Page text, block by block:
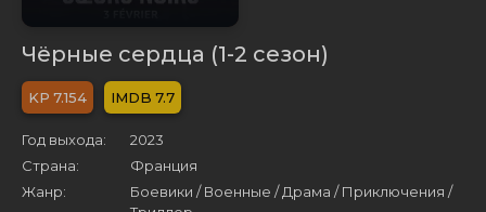
Чёрные сердца (1-2 сезон)
7.154 7.7
Год выхода:
2023
Страна:
Франция
Жанр:
Боевики / Военные / Драма / Приключения /